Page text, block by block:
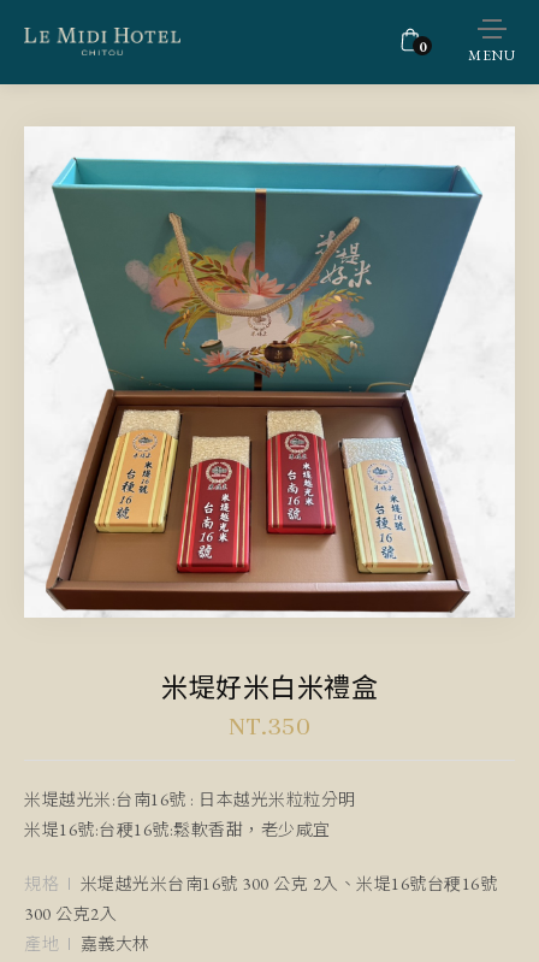
0 MENU
米堤好米白米禮盒
NT.350
米堤越光米:台南16號 : 日本越光米粒粒分明
米堤16號:台稉16號:鬆軟香甜，老少咸宜
規格
米堤越光米台南16號 300 公克 2入、米堤16號台稉16號
300 公克2入
產地
嘉義大林